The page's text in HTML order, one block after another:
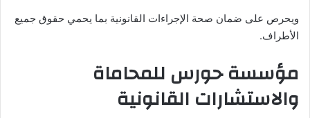
ويحرص على ضمان صحة الإجراءات القانونية بما يحمي حقوق جميع
الأطراف.
مؤسسة حورس للمحاماة
والاستشارات القانونية